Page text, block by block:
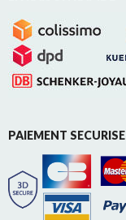
PAIEMENT SECURISE